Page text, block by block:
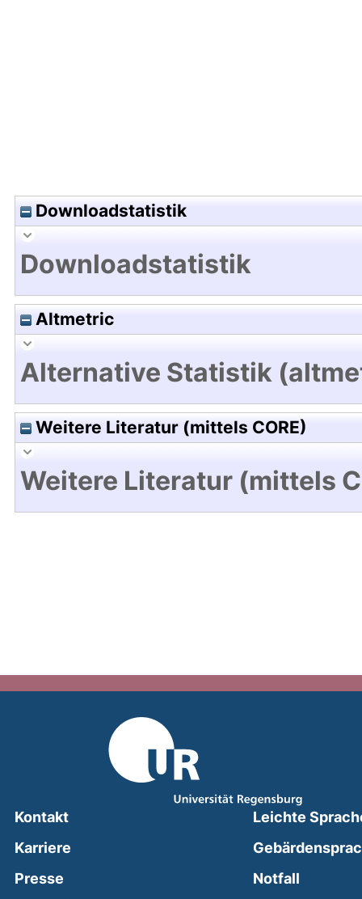
Downloadstatistik
Downloadstatistik
Altmetric
Alternative Statistik
Weitere Literatur (mittels CORE)
Weitere Literatur (mittels
Kontakt
Karriere
Presse
Leichte
Notfall